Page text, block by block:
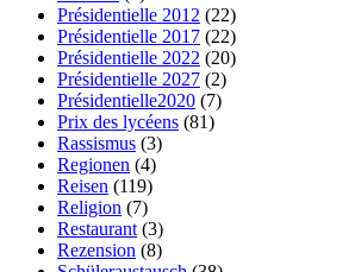
Présidentielle 2012 (22)
Présidentielle 2017 (22)
Présidentielle 2022 (20)
Présidentielle 2027 (2)
Présidentielle2020 (7)
Prix des lycéens (81)
Rassismus (3)
Regionen (4)
Reisen (119)
Religion (7)
Restaurant (3)
Rezension (8)